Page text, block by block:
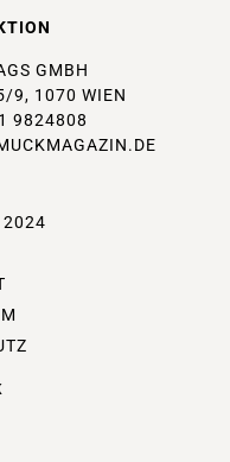
GMBH
9, 1070 WIEN
9824808
2024